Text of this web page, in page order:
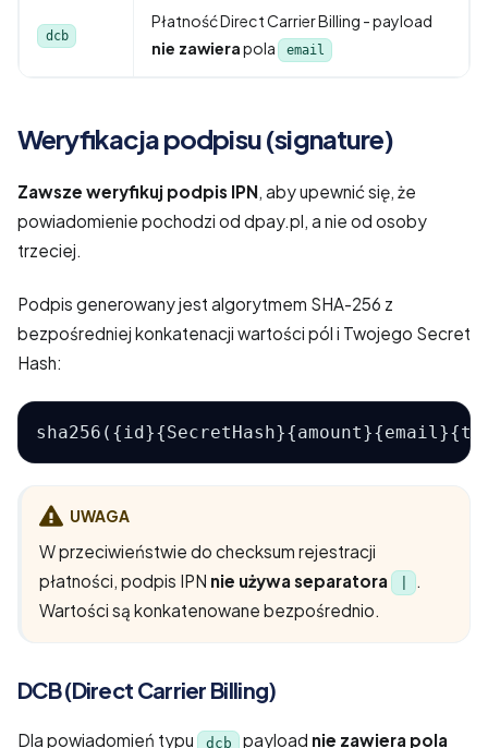
dcb
Płatność Direct Carrier Billing - payload
nie zawierapola email
Weryfikacja podpisu (signature)
Zawsze weryfikuj podpis IPN, aby upewnić się, że
powiadomienie pochodzi od dpay.pl, a nie od osoby
trzeciej.
Podpis generowany jest algorytmem SHA-256 z
bezpośredniej konkatenacji wartości pól i Twojego Secret
Hash:
UWAGA
W przeciwieństwie do checksum rejestracji
płatności, podpis IPN nie używa separatora
.
Wartości są konkatenowane bezpośrednio.
DCB (Direct Carrier Billing)
Dla powiadomień typu dcb payload nie zawiera pola